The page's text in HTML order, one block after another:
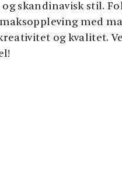
skandinavisk stil.
med
og kvalitet.